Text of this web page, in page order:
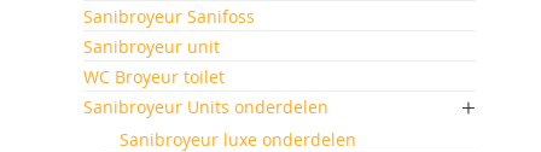
Sanibroyeur Sanifoss
Sanibroyeur unit
WC Broyeur toilet
Sanibroyeur Units onderdelen
Sanibroyeur luxe onderdelen